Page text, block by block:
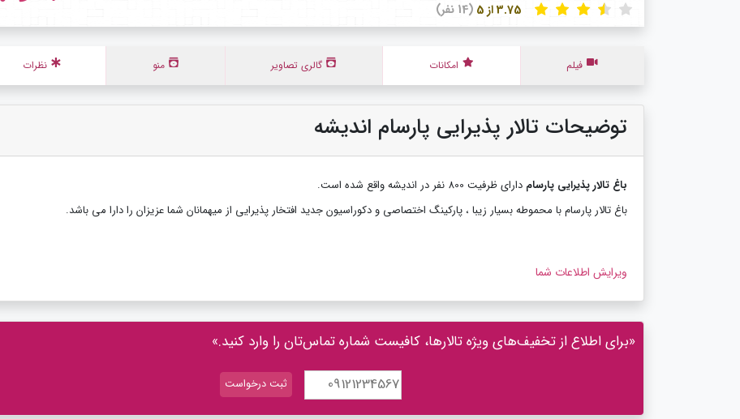
(14 نفر)
فیلم امکانات گالری تصاویر منو نظرات
توضیحات تالار پذیرایی پارسام اندیشه
باغ تالار پذیرایی پارسام دارای ظرفیت 800 نفر در اندیشه واقع شده است.
باغ تالار پارسام با محموطه بسیار زیبا ، پارکینگ اختصاصی و دکوراسیون جدید افتخار پذیرایی از میهمانان شما عزیزان را دارا می باشد.
ویرایش اطلاعات شما
«برای اطلاع از تخفیف‌های ویژه تالارها، کافیست شماره تماس‌تان را وارد کنید.»